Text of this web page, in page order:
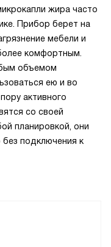
жира часто
Прибор берет на
мебели и
комфортным.
объемом
ею и во
активного
со своей
планировкой, они
подключения к